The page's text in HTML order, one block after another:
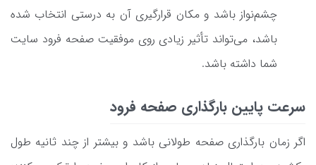
چشم‌نواز باشد و مکان قرارگیری آن به درستی انتخاب شده
باشد، می‌تواند تأثیر زیادی روی موفقیت صفحه فرود سایت
شما داشته باشد.
سرعت پایین بارگذاری صفحه فرود
اگر زمان بارگذاری صفحه طولانی باشد و بیشتر از چند ثانیه طول